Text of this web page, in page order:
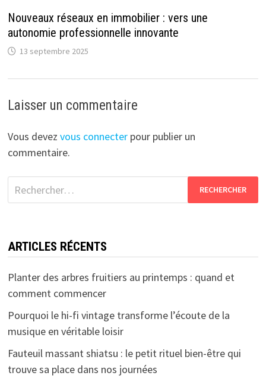
Nouveaux réseaux en immobilier : vers une
autonomie professionnelle innovante
13 septembre 2025
Laisser un commentaire
Vous devez vous connecterpour publier un
commentaire.
Rechercher :
ARTICLES RÉCENTS
Planter des arbres fruitiers au printemps : quand et
comment commencer
Pourquoi le hi-fi vintage transforme l’écoute de la
musique en véritable loisir
Fauteuil massant shiatsu : le petit rituel bien-être qui
trouve sa place dans nos journées